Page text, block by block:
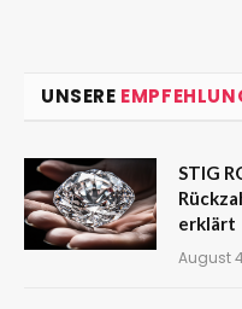
UNSERE
STIG
erklärt
August